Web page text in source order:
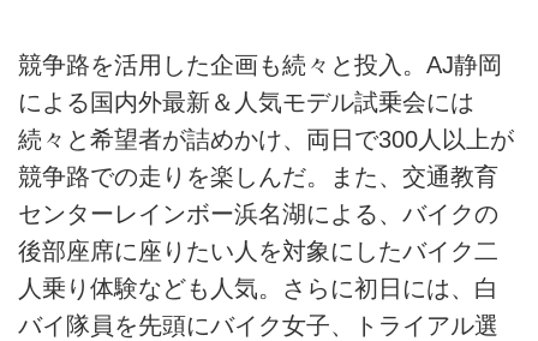
競争路を活用した企画も続々と投入。AJ静岡
による国内外最新＆人気モデル試乗会には
続々と希望者が詰めかけ、両日で300人以上が
競争路での走りを楽しんだ。また、交通教育
センターレインボー浜名湖による、バイクの
後部座席に座りたい人を対象にしたバイク二
人乗り体験なども人気。さらに初日には、白
バイ隊員を先頭にバイク女子、トライアル選